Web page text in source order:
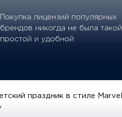
Покупка лицензий популярных
брендов никогда не была такой
простой и удобной